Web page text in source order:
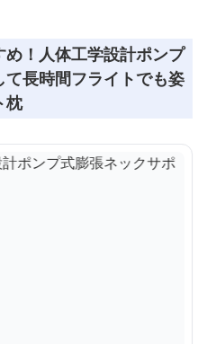
！人体工学設計ポンプ
長時間フライトでも姿
枕